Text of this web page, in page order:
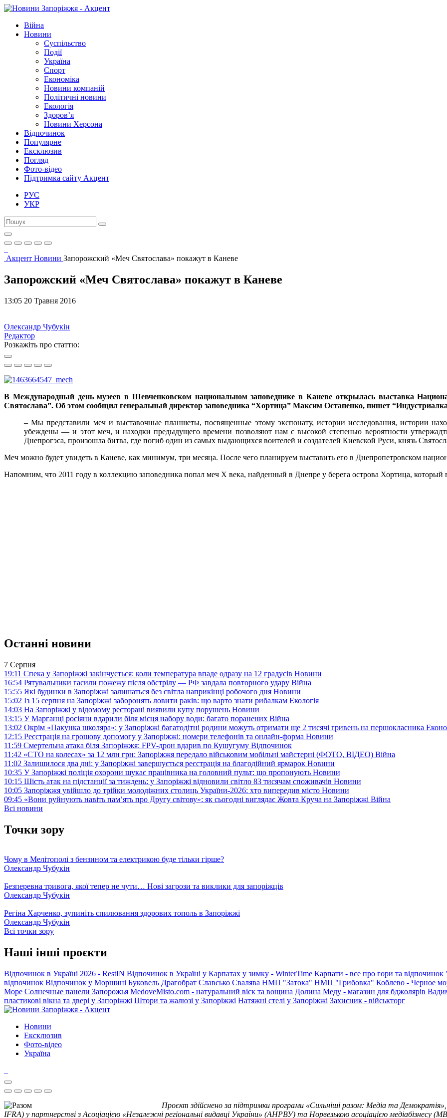
Війна
Новини
Суспільство
Події
Україна
Спорт
Економіка
Новини компаній
Політичні новини
Екологія
Здоров’я
Новини Херсона
Відпочинок
Популярне
Ексклюзив
Погляд
Фото-відео
Підтримка сайту Акцент
РУС
УКР
Акцент Новини Запорожский «Меч Святослава» покажут в Каневе
Запорожский «Меч Святослава» покажут в Каневе
13:05 20 Травня 2016
Олександр Чубукін
Редактор
Розкажіть про статтю:
В Международный день музеев в Шевченковском национальном заповеднике в Каневе открылась выставка
Святослава”. Об этом сообщил генеральный директор заповедника “Хортица” Максим Остапенко, пишет
– Мы представили меч и выставочные планшеты, посвященные этому экспонату, истории исследования, истории
убеждены — и этот меч, и находки предыдущего времени позволяют нам с высокой степенью вероятности
Днепрогэса, произошла битва, где погиб один из самых выдающихся воителей и создателей Киевской Руси, князь
Меч можно будет увидеть в Каневе, как минимум, три месяца. После чего планируем выставить его в Днепропетровском
Напомним, что 2011 году в коллекцию заповедника попал меч Х века, найденный в Днепре у берега острова Хортица, который
Останні новини
7 Серпня
19:11 Спека у Запоріжжі закінчується: коли температура впаде одразу на 12 градусів Новини
16:54 Рятувальники гасили пожежу після обстрілу — РФ завдала повторного удару Війна
15:55 Які будинки в Запоріжжі залишаться без світла наприкінці робочого дня Новини
15:02 Із 15 серпня на Запоріжжі заборонять ловити раків: що варто знати рибалкам Екологія
14:03 На Запоріжжі у відомому ресторані виявили купу порушень Новини
13:15 У Марганці росіяни вдарили біля місця набору води: багато поранених Війна
13:02 Окрім «Пакунка школяра»: у Запоріжжі багатодітні родини можуть отримати ще 2 тисячі гривень на першокласника
12:15 Реєстрація на грошову допомогу у Запоріжжі: номери телефонів та онлайн-форма Новини
11:59 Смертельна атака біля Запоріжжя: FPV-дрон вдарив по Кушугуму Відпочинок
11:42 «СТО на колесах» за 12 млн грн: Запоріжжя передало військовим мобільні майстерні (ФОТО, ВІДЕО) Війна
11:02 Залишилося два дні: у Запоріжжі завершується реєстрація на благодійний ярмарок Новини
10:35 У Запоріжжі поліція охорони шукає працівника на головний пульт: що пропонують Новини
10:15 Шість атак на підстанції за тиждень: у Запоріжжі відновили світло 83 тисячам споживачів Новини
10:05 Запоріжжя увійшло до трійки молодіжних столиць України-2026: хто випередив місто Новини
09:45 «Вони руйнують навіть пам’ять про Другу світову»: як сьогодні виглядає Жовта Круча на Запоріжжі Війна
Всі новини
Точки зору
Чому в Мелітополі з бензином та електрикою буде тільки гірше?
Олександр Чубукін
Безперевна тривога, якої тепер не чути… Нові загрози та виклики для запоріжців
Олександр Чубукін
Регіна Харченко, зупиніть спилювання здорових тополь в Запоріжжі
Олександр Чубукін
Всі точки зору
Наші інші проєкти
Відпочинок в Україні 2026 - RestIN Відпочинок в Україні у Карпатах у зимку - WinterTime Карпати - все про гори та відпочинок
відпочинок Відпочинок у Моршині Буковель Драгобрат Славсько Свалява НМП "Затока" НМП "Грибовка" Коблево - Черное
Море Солнечные панели Запорожья MedoveMisto.com - натуральний віск та вощина Долина Меду - магазин для бджолярів
пластикові вікна та двері у Запоріжжі Штори та жалюзі у Запоріжжі Натяжні стелі у Запоріжжі Захисник - військторг
Новини
Ексклюзив
Фото-відео
Україна
Проєкт здійснено за підтримки програми «Сильніші разом: Медіа та
IFRA) у партнерстві з Асоціацією «Незалежні регіональні видавці України» (АНРВУ) та Норвезькою асоціацією медіабізнесу